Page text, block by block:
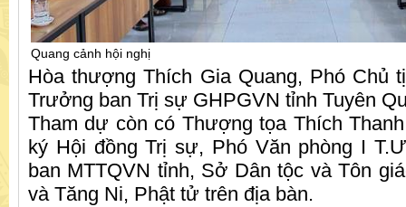
Quang cảnh hội nghị
Hòa thượng Thích Gia Quang, Phó Chủ
Trưởng ban Trị sự GHPGVN tỉnh Tuyên
Tham dự còn có Thượng tọa Thích
ký Hội đồng Trị sự, Phó Văn phòng I
ban MTTQVN tỉnh, Sở Dân tộc và Tôn
và Tăng Ni, Phật tử trên địa bàn.